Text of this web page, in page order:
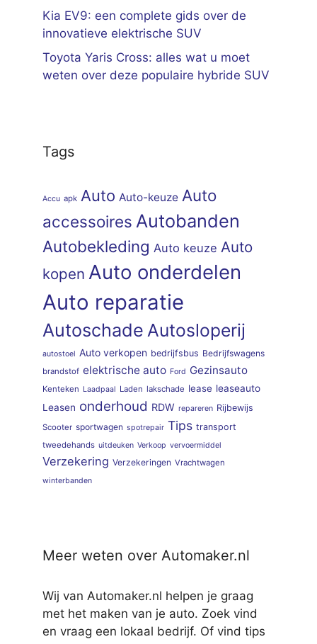
Kia EV9: een complete gids over de
innovatieve elektrische SUV
Toyota Yaris Cross: alles wat u moet
weten over deze populaire hybride SUV
Tags
Accu apk Auto Auto-keuze Auto
accessoires Autobanden
Autobekleding Auto keuze Auto
kopen Auto onderdelen
Auto reparatie
Autoschade Autosloperij
autostoel Auto verkopen bedrijfsbus Bedrijfswagens
brandstof elektrische auto Ford Gezinsauto
Kenteken Laadpaal Laden lakschade lease leaseauto
Leasen onderhoud RDW repareren Rijbewijs
Scooter sportwagen spotrepair Tips transport
tweedehands uitdeuken Verkoop vervoermiddel
Verzekering Verzekeringen Vrachtwagen
winterbanden
Meer weten over Automaker.nl
Wij van Automaker.nl helpen je graag
met het maken van je auto. Zoek vind
en vraag een lokaal bedrijf. Of vind tips